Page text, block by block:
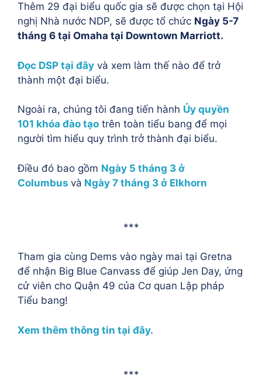
Thêm 29 đại biểu quốc gia sẽ được chọn tại Hội
nghị Nhà nước NDP, sẽ được tổ chức Ngày 5-7
tháng 6 tại Omaha tại Downtown Marriott.
Đọc DSP tại đây và xem làm thế nào để trở
thành một đại biểu.
Ngoài ra, chúng tôi đang tiến hành Ủy quyền
101 khóa đào tạo trên toàn tiểu bang để mọi
người tìm hiểu quy trình trở thành đại biểu.
Điều đó bao gồm Ngày 5 tháng 3 ở
Columbus và Ngày 7 tháng 3 ở Elkhorn
***
Tham gia cùng Dems vào ngày mai tại Gretna
để nhận Big Blue Canvass để giúp Jen Day, ứng
cử viên cho Quận 49 của Cơ quan Lập pháp
Tiểu bang!
Xem thêm thông tin tại đây.
***